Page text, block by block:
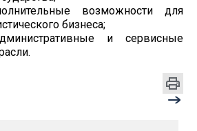
возможности для
бизнеса;
и сервисные